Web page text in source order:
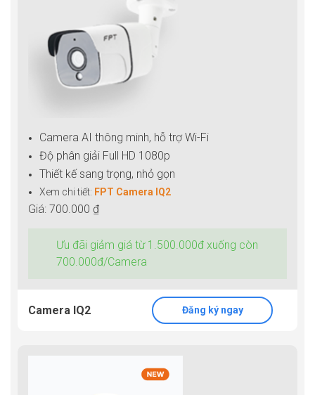
Camera AI thông minh, hỗ trợ Wi-Fi
Độ phân giải Full HD 1080p
Thiết kế sang trọng, nhỏ gọn
Xem chi tiết: FPT Camera IQ2
Giá: 700.000 ₫
Ưu đãi giảm giá từ 1.500.000đ xuống còn
700.000đ/Camera
Camera IQ2 Đăng ký ngay